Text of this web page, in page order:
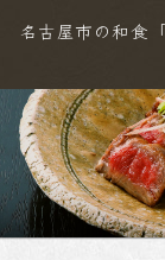
名古屋市の和食